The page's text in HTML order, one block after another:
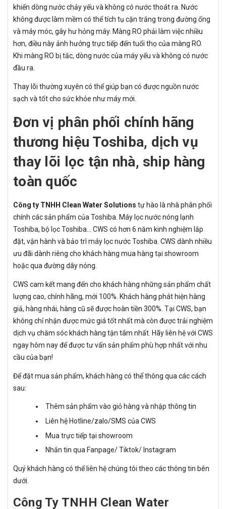
khiến dòng nước chảy yếu và không có nước thoát ra. Nước
không được làm mềm có thể tích tụ cặn trắng trong đường ống
và máy móc, gây hư hỏng máy. Màng RO phải làm việc nhiều
hơn, điều này ảnh hưởng trực tiếp đến tuổi thọ của màng RO.
Khi màng RO bị tắc, dòng nước của máy yếu và không có nước
đầu ra.
Thay lõi thường xuyên có thể giúp bạn có được nguồn nước
sạch và tốt cho sức khỏe như máy mới.
Đơn vị phân phối chính hãng
thương hiệu Toshiba, dịch vụ
thay lõi lọc tận nhà, ship hàng
toàn quốc
Công ty TNHH Clean Water Solutions tự hào là nhà phân phối
chính các sản phẩm của Toshiba. Máy lọc nước nóng lạnh
Toshiba, bộ lọc Toshiba... CWS có hơn 6 năm kinh nghiệm lắp
đặt, vận hành và bảo trì máy lọc nước Toshiba. CWS dành nhiều
ưu đãi dành riêng cho khách hàng mua hàng tại showroom
hoặc qua đường dây nóng.
CWS cam kết mang đến cho khách hàng những sản phẩm chất
lượng cao, chính hãng, mới 100%. Khách hàng phát hiện hàng
giả, hàng nhái, hàng cũ sẽ được hoàn tiền 300%. Tại CWS, bạn
không chỉ nhận được mức giá tốt nhất mà còn được trải nghiệm
dịch vụ chăm sóc khách hàng tận tâm nhất. Hãy liên hệ với CWS
ngay hôm nay để được tư vấn sản phẩm phù hợp nhất với nhu
cầu của bạn!
Để đặt mua sản phẩm, khách hàng có thể thông qua các cách
sau:
Thêm sản phẩm vào giỏ hàng và nhập thông tin
Liên hệ Hotline/zalo/SMS của CWS
Mua trực tiếp tại showroom
Nhắn tin qua Fanpage/ Tiktok/ Instagram
Quý khách hàng có thể liên hệ chúng tôi theo các thông tin bên
dưới.
Công Ty TNHH Clean Water